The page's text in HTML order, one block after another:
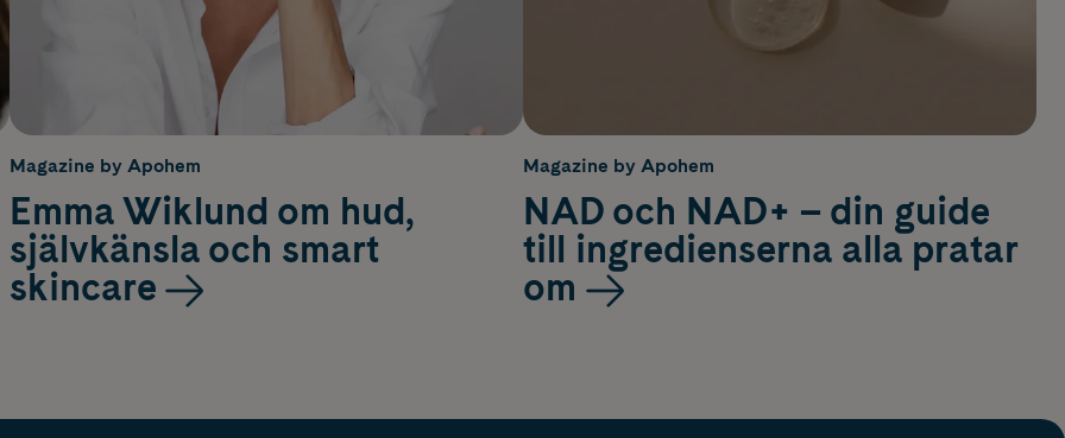
Magazine by Apohem
Emma Wiklund om hud,
självkänsla och smart
skincare
Magazine by Apohem
NAD och NAD+ – din guide
till ingredienserna alla pratar
om